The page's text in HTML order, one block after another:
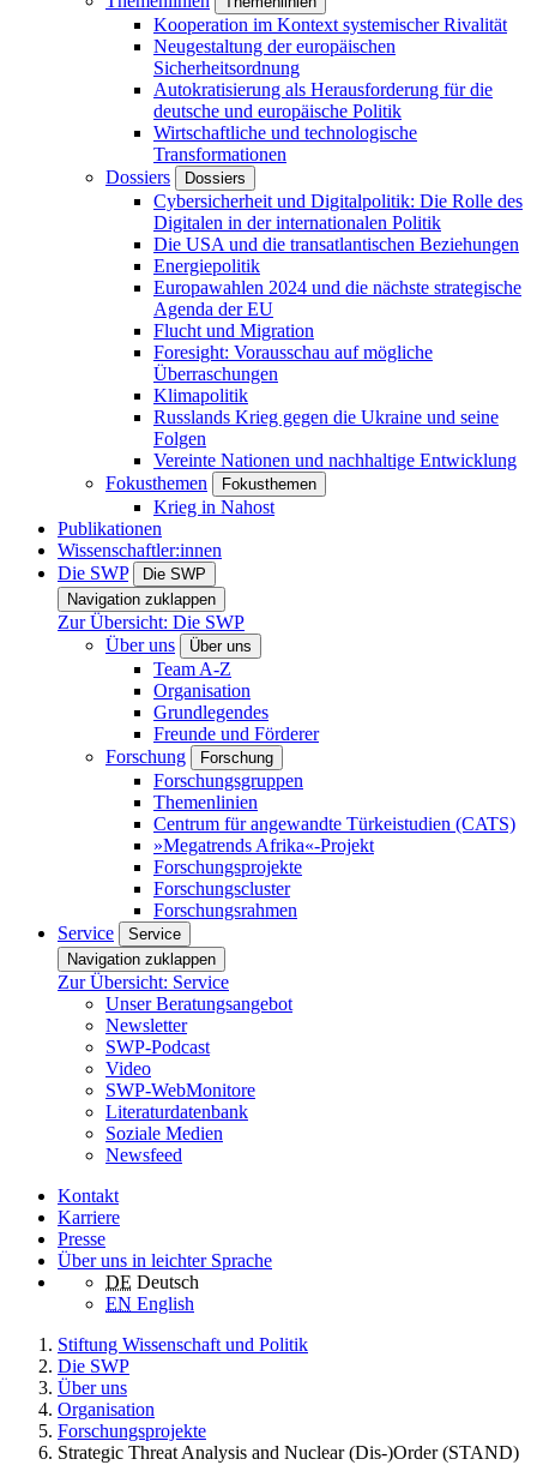
Kooperation im Kontext systemischer Rivalität
Neugestaltung der europäischen
Sicherheitsordnung
Autokratisierung als Herausforderung für die
deutsche und europäische Politik
Wirtschaftliche und technologische
Transformationen
Dossiers
Dossiers
Cybersicherheit und Digitalpolitik: Die Rolle des
Digitalen in der internationalen Politik
Die USA und die transatlantischen Beziehungen
Energiepolitik
Europawahlen 2024 und die nächste strategische
Agenda der EU
Flucht und Migration
Foresight: Vorausschau auf mögliche
Überraschungen
Klimapolitik
Russlands Krieg gegen die Ukraine und seine
Folgen
Vereinte Nationen und nachhaltige Entwicklung
Fokusthemen
Fokusthemen
Krieg in Nahost
Publikationen
Wissenschaftler:innen
Die SWP
Die SWP
Navigation zuklappen
Zur Übersicht: Die SWP
Über uns
Über uns
Team A-Z
Organisation
Grundlegendes
Freunde und Förderer
Forschung
Forschung
Forschungsgruppen
Themenlinien
Centrum für angewandte Türkeistudien (CATS)
»Megatrends Afrika«-Projekt
Forschungsprojekte
Forschungscluster
Forschungsrahmen
Service
Service
Navigation zuklappen
Zur Übersicht: Service
Unser Beratungsangebot
Newsletter
SWP-Podcast
Video
SWP-WebMonitore
Literaturdatenbank
Soziale Medien
Newsfeed
Kontakt
Karriere
Presse
Über uns in leichter Sprache
DE Deutsch
EN English
Stiftung Wissenschaft und Politik
Die SWP
Über uns
Organisation
Forschungsprojekte
Strategic Threat Analysis and Nuclear (Dis-)Order (STAND)